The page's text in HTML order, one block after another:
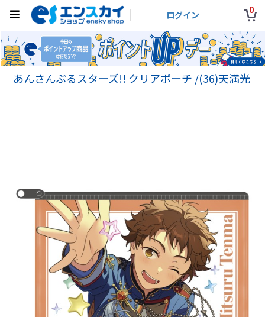
ログイン 0
あんさんぶるスターズ!! クリアポーチ /(36)天満光